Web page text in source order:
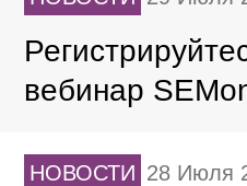
вебинар
НОВОСТИ 28 Июля